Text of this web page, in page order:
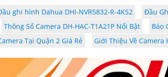
ghi hình Dahua DHI-NVR5832-R-4KS2 Đầu
Thông Số Camera DH-HAC-T1A21P Nổi Bật
Báo
Tại Quận 2 Giá Rẻ Giới Thiệu Về Camera